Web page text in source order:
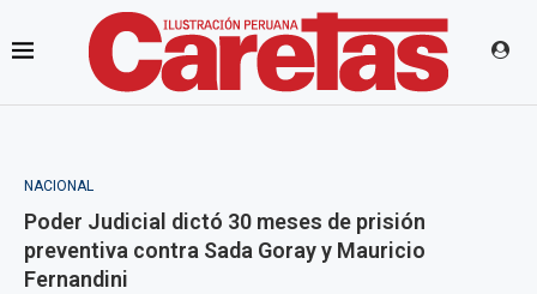
NACIONAL
Poder Judicial dictó 30 meses de prisión
preventiva contra Sada Goray y Mauricio
Fernandini